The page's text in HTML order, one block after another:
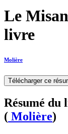
Le
livre
Molière
Télécharger ce
Résumé
( Molière)